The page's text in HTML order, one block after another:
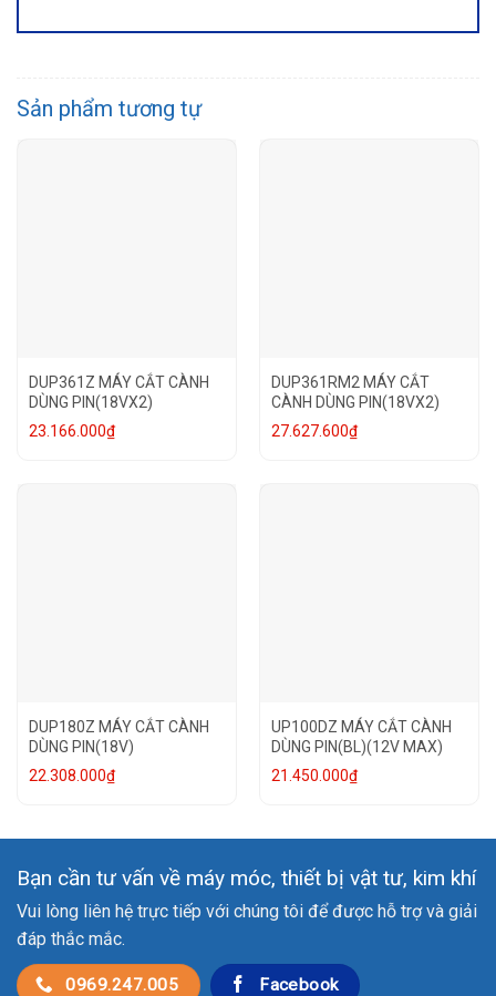
Sản phẩm tương tự
DUP361Z MÁY CẮT CÀNH
DÙNG PIN(18VX2)
23.166.000₫
DUP361RM2 MÁY CẮT
CÀNH DÙNG PIN(18VX2)
27.627.600₫
DUP180Z MÁY CẮT CÀNH
DÙNG PIN(18V)
22.308.000₫
UP100DZ MÁY CẮT CÀNH
DÙNG PIN(BL)(12V MAX)
21.450.000₫
Bạn cần tư vấn về máy móc, thiết bị vật tư, kim khí
Vui lòng liên hệ trực tiếp với chúng tôi để được hỗ trợ và giải
đáp thắc mắc.
0969.247.005 Facebook